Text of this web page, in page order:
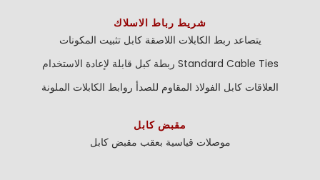
شريط رباط الاسلاك
كابل تثبيت المكونات يتصاعد ربط الكابلات اللاصقة
ربطة كبل قابلة لإعادة الاستخدام Standard Cable Ties
روابط الكابلات الملونة العلاقات كابل الفولاذ المقاوم للصدأ
مقبض كابل
مقبض كابل موصلات قياسية بعقب